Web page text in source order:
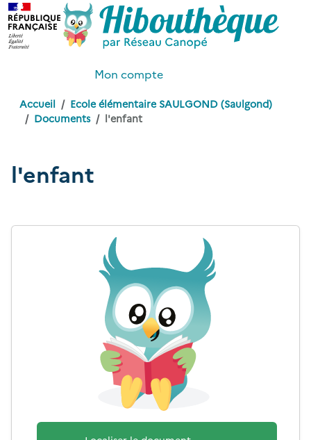
Mon compte
Accueil
Ecole élémentaire SAULGOND (Saulgond)
Documents
l'enfant
l'enfant